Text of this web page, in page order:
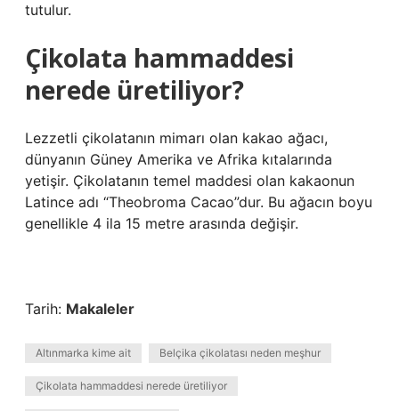
tutulur.
Çikolata hammaddesi
nerede üretiliyor?
Lezzetli çikolatanın mimarı olan kakao ağacı,
dünyanın Güney Amerika ve Afrika kıtalarında
yetişir. Çikolatanın temel maddesi olan kakaonun
Latince adı “Theobroma Cacao”dur. Bu ağacın boyu
genellikle 4 ila 15 metre arasında değişir.
Tarih: Makaleler
Altınmarka kime ait Belçika çikolatası neden meşhur
Çikolata hammaddesi nerede üretiliyor